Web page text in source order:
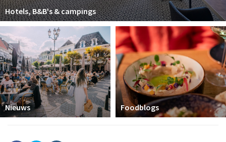
Hotels, B&B's & campings
Nieuws Foodblogs